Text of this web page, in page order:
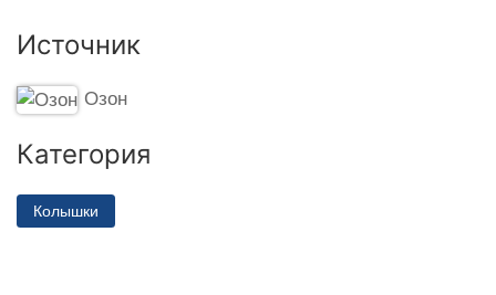
Источник
Озон
Категория
Колышки